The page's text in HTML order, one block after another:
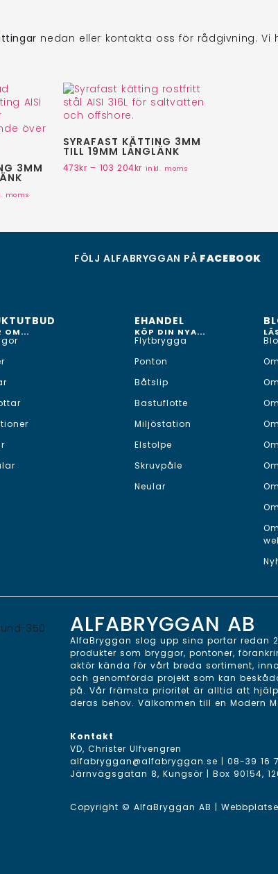
nedan eller kontakta oss för rådgivning.
3MM
moms
SYRAFAST KÄTTING 3MM
TILL 19MM LÅNGLÄNK
473kr – 103 204kr inkl. moms
FÖLJ ALFABRYGGAN PÅ FACEBOOK
OM...
EHANDEL
KÖP DIN NYA...
Flytbrygga
Ponton
Båtslip
Bastuflotte
Miljöstation
Elstolpe
Skruvpåle
Neular
ALFABRYGGAN AB
AlfaBryggan slog upp sina portar redan
produkter som bryggor, pontoner,
aktör kända för vårt breda sortiment,
och genomförda projekt som kan
på. Vår främsta prioritet är alltid att
deras behov. Välkommen till en Modern
Kontakt
VD, Christer Ulfvengren
alfabryggan@alfabryggan.se |08-39 16
Järnvägsgatan 8, Kungsör | Box 90154, 120
Copyright © AlfaBryggan AB |